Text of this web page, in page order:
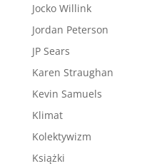
Jocko Willink
Jordan Peterson
JP Sears
Karen Straughan
Kevin Samuels
Klimat
Kolektywizm
Książki